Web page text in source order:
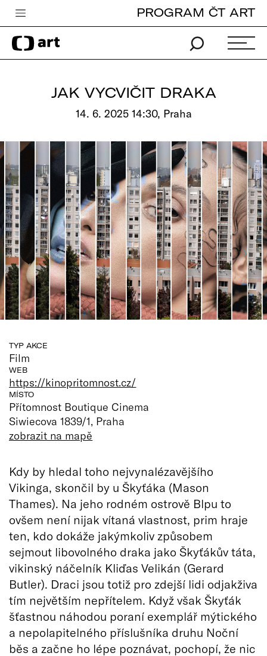
Česká televize
Zpravodajství
Pro děti
edu
Vše o ČT
PROGRAM ČT ART
JAK VYCVIČIT DRAKA
14. 6. 2025 14:30, Praha
TYP AKCE
Film
WEB
https://kinopritomnost.cz/
MÍSTO
Přítomnost Boutique Cinema
Siwiecova 1839/1, Praha
zobrazit na mapě
Kdy by hledal toho nejvynalézavějšího
Vikinga, skončil by u Škyťáka (Mason
Thames). Na jeho rodném ostrově Blpu to
ovšem není nijak vítaná vlastnost, prim hraje
ten, kdo dokáže jakýmkoliv způsobem
sejmout libovolného draka jako Škyťákův táta,
vikinský náčelník Kliďas Velikán (Gerard
Butler). Draci jsou totiž pro zdejší lidi odjakživa
tím největším nepřítelem. Když však Škyťák
šťastnou náhodou poraní exemplář mýtického
a nepolapitelného příslušníka druhu Noční
běs a začne ho lépe poznávat, pochopí, že nic